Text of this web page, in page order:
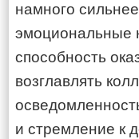
намного
эмоциональные
способность
возглавлять
и стремление к